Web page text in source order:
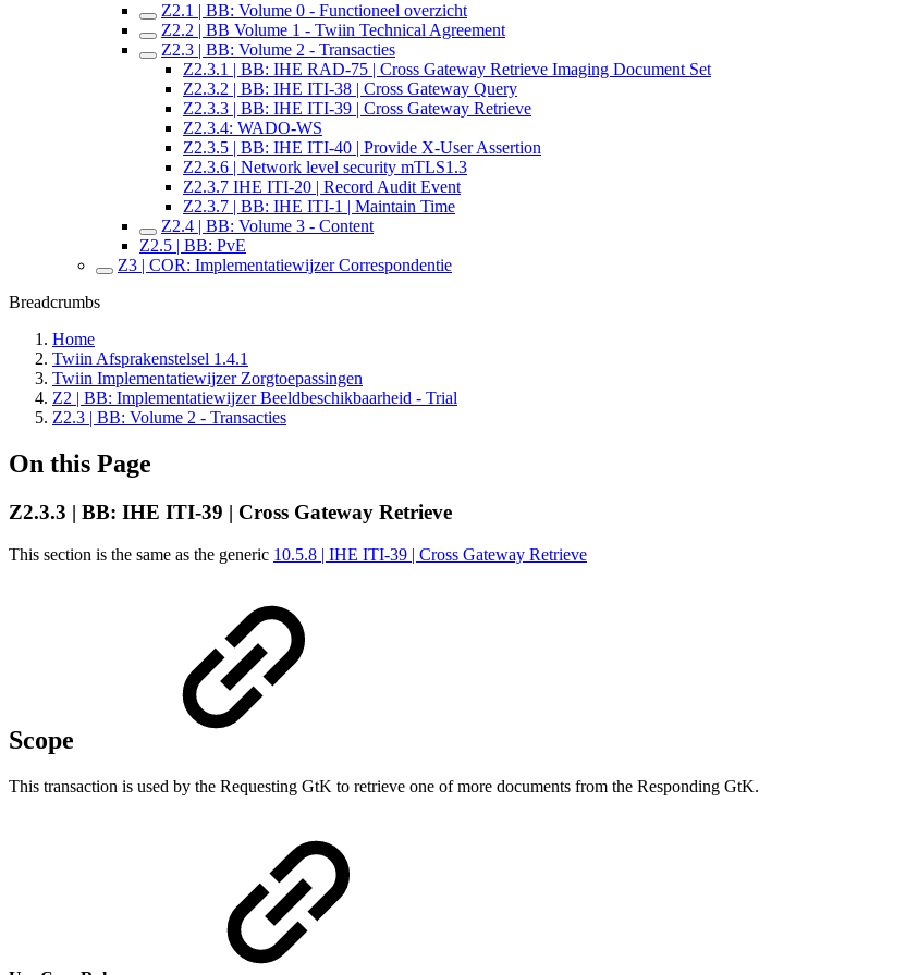
Z2.1 | BB: Volume 0 - Functioneel overzicht
Z2.2 | BB Volume 1 - Twiin Technical Agreement
Z2.3 | BB: Volume 2 - Transacties
Z2.3.1 | BB: IHE RAD-75 | Cross Gateway Retrieve Imaging Document Set
Z2.3.2 | BB: IHE ITI-38 | Cross Gateway Query
Z2.3.3 | BB: IHE ITI-39 | Cross Gateway Retrieve
Z2.3.4: WADO-WS
Z2.3.5 | BB: IHE ITI-40 | Provide X-User Assertion
Z2.3.6 | Network level security mTLS1.3
Z2.3.7 IHE ITI-20 | Record Audit Event
Z2.3.7 | BB: IHE ITI-1 | Maintain Time
Z2.4 | BB: Volume 3 - Content
Z2.5 | BB: PvE
Z3 | COR: Implementatiewijzer Correspondentie
Breadcrumbs
Home
Twiin Afsprakenstelsel 1.4.1
Twiin Implementatiewijzer Zorgtoepassingen
Z2 | BB: Implementatiewijzer Beeldbeschikbaarheid - Trial
Z2.3 | BB: Volume 2 - Transacties
On this Page
Z2.3.3 | BB: IHE ITI-39 | Cross Gateway Retrieve
This section is the same as the generic 10.5.8 | IHE ITI-39 | Cross Gateway Retrieve
Scope
This transaction is used by the Requesting GtK to retrieve one of more documents from the Responding GtK.